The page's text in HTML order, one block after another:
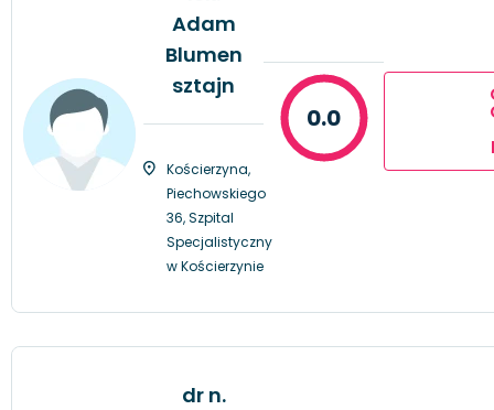
Adam
Blumen
sztajn
Kościerzyna,
Piechowskiego
36, Szpital
Specjalistyczny
w Kościerzynie
0.0
dr n.